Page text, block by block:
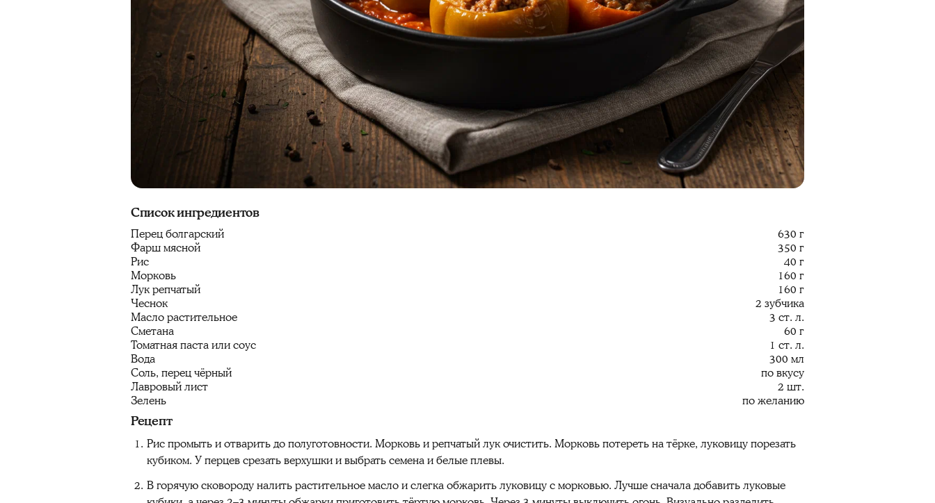
Список ингредиентов
Перец болгарский
630 г
Фарш мясной
350 г
Рис
40 г
Морковь
160 г
Лук репчатый
160 г
Чеснок
2 зубчика
Масло растительное
3 ст. л.
Сметана
60 г
Томатная паста или соус
1 ст. л.
Вода
300 мл
Соль, перец чёрный
по вкусу
Лавровый лист
2 шт.
Зелень
по желанию
Рецепт
Рис промыть и отварить до полуготовности. Морковь и репчатый лук очистить. Морковь потереть на тёрке, луковицу порезать
кубиком. У перцев срезать верхушки и выбрать семена и белые плевы.
В горячую сковороду налить растительное масло и слегка обжарить луковицу с морковью. Лучше сначала добавить луковые